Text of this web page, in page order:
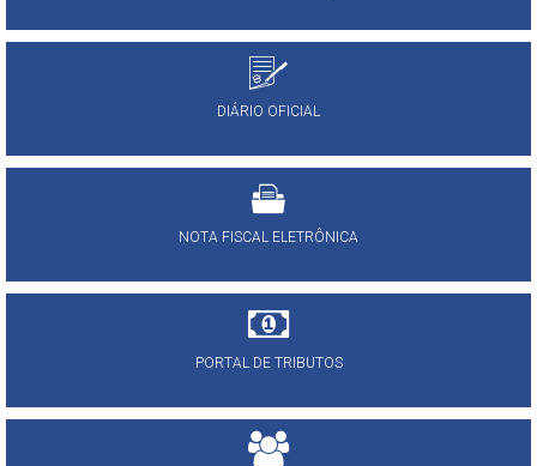
DIÁRIO OFICIAL
NOTA FISCAL ELETRÔNICA
PORTAL DE TRIBUTOS